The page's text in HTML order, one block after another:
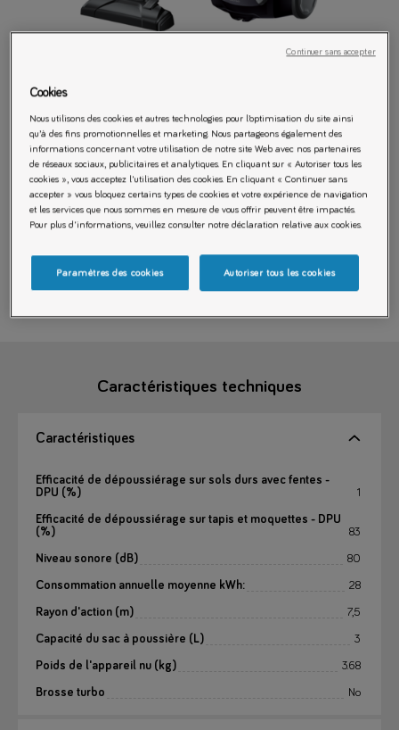
TOEG42EB
Aspirateur avec sac
est facile à transporter grâce à sa poignée de transport. Doté d'un
filtre hygiène 12 lavable, sa filtration est excellente. Deux petits
accessoires toujours à leur place dans leur compartiment vous
faciliteront la tâche.
Caractéristiques techniques
Caractéristiques
Efficacité de dépoussiérage sur sols durs avec fentes -
DPU (%)
1
Efficacité de dépoussiérage sur tapis et moquettes - DPU
(%)
83
Niveau sonore (dB) 80
Consommation annuelle moyenne kWh: 28
Rayon d'action (m) 7,5
Capacité du sac à poussière (L) 3
Poids de l'appareil nu (kg) 3.68
Brosse turbo No
Cookies
Nous utilisons des cookies et autres technologies pour l’optimisation du site ainsi
qu’à des fins promotionnelles et marketing. Nous partageons également des
informations concernant votre utilisation de notre site Web avec nos partenaires
de réseaux sociaux, publicitaires et analytiques. En cliquant sur « Autoriser tous les
cookies », vous acceptez l'utilisation des cookies. En cliquant « Continuer sans
accepter » vous bloquez certains types de cookies et votre expérience de navigation
et les services que nous sommes en mesure de vous offrir peuvent être impactés.
Pour plus d'informations, veuillez consulter notre déclaration relative aux cookies.
Paramètres des cookies Autoriser tous les cookies
Continuer sans accepter